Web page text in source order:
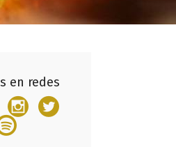
en redes